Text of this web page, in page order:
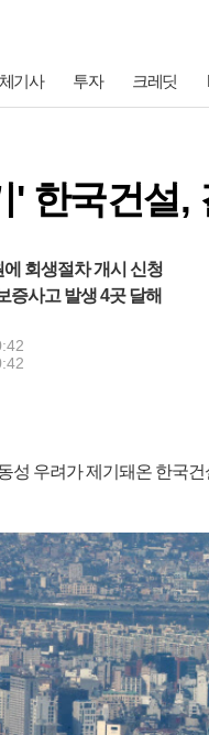
기사 투자 크레딧
' 한국건설,
회생절차 개시 신청
증사고 발생 4곳 달해
성 우려가 제기돼온 한국